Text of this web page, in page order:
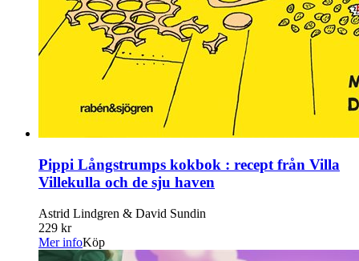
Pippi Långstrumps kokbok : recept från Villa
Villekulla och de sju haven
Astrid Lindgren & David Sundin
229 kr
Mer infoKöp